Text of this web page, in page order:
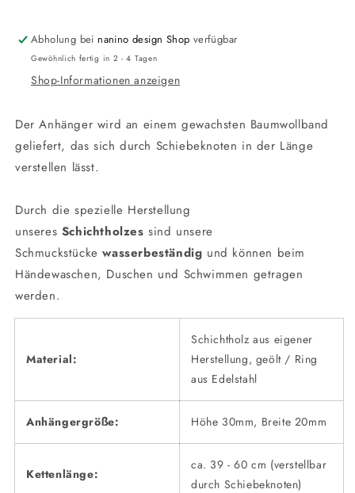
Abholung bei nanino design Shop verfügbar
Gewöhnlich fertig in 2 - 4 Tagen
Shop-Informationen anzeigen
Der Anhänger wird an einem gewachsten Baumwollband
geliefert, das sich durch Schiebeknoten in der Länge
verstellen lässt.
Durch die spezielle Herstellung
unseres Schichtholzes sind unsere
Schmuckstückewasserbeständig und können beim
Händewaschen, Duschen und Schwimmen getragen
werden.
Material:
Schichtholz aus eigener
Herstellung, geölt / Ring
aus Edelstahl
Anhängergröße: Höhe 30mm, Breite 20mm
Kettenlänge:
ca. 39 - 60 cm (verstellbar
durch Schiebeknoten)